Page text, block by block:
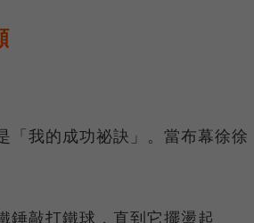
「我的成功祕訣」。當布幕徐徐
錘敲打鐵球，直到它擺盪起